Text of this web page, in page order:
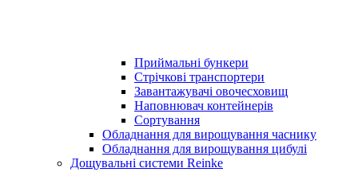
Приймальні бункери
Стрічкові транспортери
Завантажувачі овочесховищ
Наповнювач контейнерів
Сортування
Обладнання для вирощування часнику
Обладнання для вирощування цибулі
Дощувальні системи Reinke